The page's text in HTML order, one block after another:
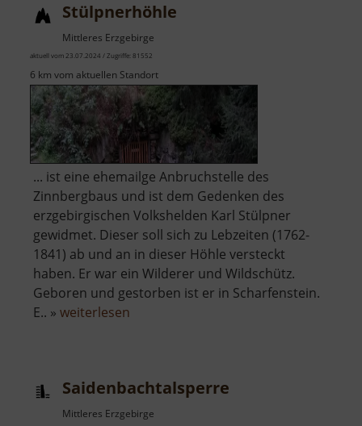
Stülpnerhöhle
Mittleres Erzgebirge
aktuell vom 23.07.2024 / Zugriffe: 81552
6 km vom aktuellen Standort
... ist eine ehemailge Anbruchstelle des
Zinnbergbaus und ist dem Gedenken des
erzgebirgischen Volkshelden Karl Stülpner
gewidmet. Dieser soll sich zu Lebzeiten (1762-
1841) ab und an in dieser Höhle versteckt
haben. Er war ein Wilderer und Wildschütz.
Geboren und gestorben ist er in Scharfenstein.
E.. » weiterlesen
Saidenbachtalsperre
Mittleres Erzgebirge